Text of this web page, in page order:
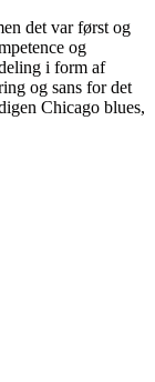
det var først og
og
i form af
og sans for det
Chicago blues,